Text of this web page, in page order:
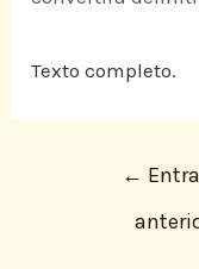
Texto completo.
←